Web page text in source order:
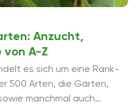
Anzucht,
A-Z
es sich um eine Rank-
500 Arten, die Gärten,
manchmal auch